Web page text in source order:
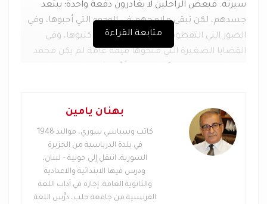
سيرته. فبعض الراحلين لا يغادرون دفعةً واحدة؛ يبتعد
جسدهم، لكن تبقى ملامحهم في الوجوه التي أحبوها، وفي
الصور التي التقطوها، وفي الكلمات التي كتبوها، وفي
القضايا الصغيرة التي منحوها قيمةً عامة.لم يكن محمد
وأخلاقية. فالصحفي في الجالية لا يقف على مسافة بعيدة
من الناس، ولا يتعامل معهم بوصفهم مادةً للنشر، بل
يكون قريباً من تفاصيل حياتهم، شاهداً على أفراحهم،
ومؤتمناً على آلامهم، وحارساً لذاكرتهم من النسيان.
أربعون يوماً لا تكفي للغياب
متابعة القراءة
بهنان يامين
كاتب وسياسي سوري، مواليد 1948
في بلدة الدرباسية من الجزيرة
السورية، انتقل إلى جونية – لبنان،
ودرس فيها الابتدائية والاعدادية
والثانوية العامة. إجازة في آداب اللغة
الفرنسية من جامعة حلب، درَّس اللغة